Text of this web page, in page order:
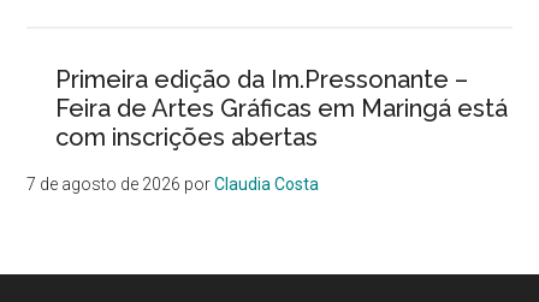
Primeira edição da Im.Pressonante –
Feira de Artes Gráficas em Maringá está
com inscrições abertas
7 de agosto de 2026 porClaudia Costa